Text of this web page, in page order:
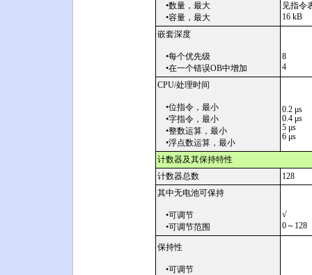
•数量，最大
•容量，最大
见指令
16 kB
嵌套深度
•每个优先级
•在一个错误OB中增加
8
4
CPU/处理时间
•位指令，最小
•字指令，最小
•整数运算，最小
•浮点数运算，最小
0.2 μs
0.4 μs
5 μs
6 μs
计数器及其保持特性
计数器总数
128
其中无电池可保持
•可调节
•可调节范围
√
0～128
保持性
•可调节